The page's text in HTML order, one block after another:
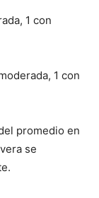
1 con
1 con
promedio en
se